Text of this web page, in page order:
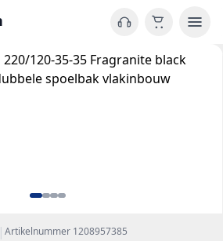
|Artikelnummer 1208957385